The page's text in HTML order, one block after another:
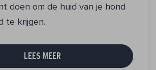
doen om de huid van je hond
te krijgen.
LEES MEER